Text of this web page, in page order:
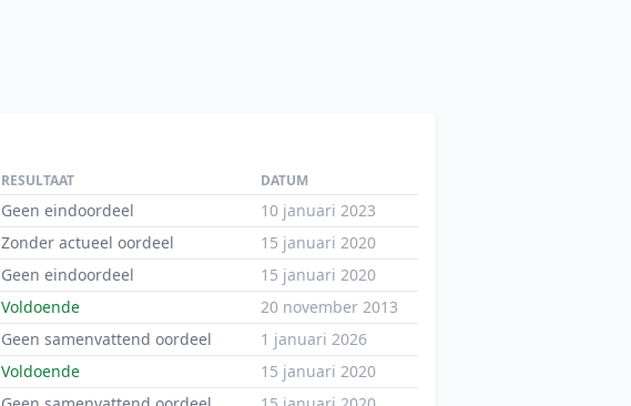
RESULTAAT DATUM
Geen eindoordeel
10 januari 2023
Zonder actueel oordeel
15 januari 2020
Geen eindoordeel
15 januari 2020
Voldoende
20 november 2013
Geen samenvattend oordeel
1 januari 2026
Voldoende
15 januari 2020